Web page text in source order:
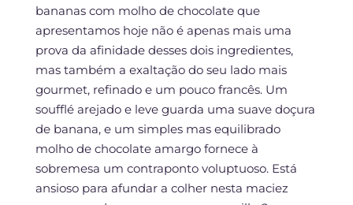
bananas com molho de chocolate que
apresentamos hoje não é apenas mais uma
prova da afinidade desses dois ingredientes,
mas também a exaltação do seu lado mais
gourmet, refinado e um pouco francês. Um
soufflé arejado e leve guarda uma suave doçura
de banana, e um simples mas equilibrado
molho de chocolate amargo fornece à
sobremesa um contraponto voluptuoso. Está
ansioso para afundar a colher nesta maciez